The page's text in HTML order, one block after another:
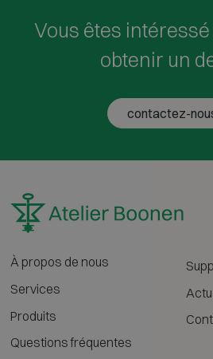
Vous êtes
obtenir un
contactez-
À propos de nous
Services
Produits
Questions fréquentes